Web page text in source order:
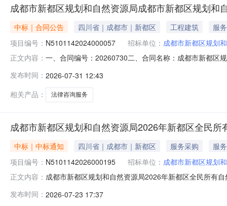
成都市新都区规划和自然资源局成都市新都区规划
中标｜合同公告 四川省｜成都市｜新都区 工程建筑
服务
项目编号： N5101142024000057 招标单位： 成都市新都区规划
正文内容： 一、合同编号：20260730二、合同名称：成都市新都区
方)：国浩律师（成都）事务所,北京大成（成都）律师事
发布时间： 2026-07-31 12:43
相关产品：
法律咨询服务
成都市新都区规划和自然资源局2026年新都区全民
中标｜中标通知 四川省｜成都市｜新都区 服务采购
服务
项目编号： N5101142026000195 招标单位： 成都市新都区规划
正文内容： 成都市新都区规划和自然资源局2026年新都区全民所有
道中段88号1栋8楼2号495,900.00元99.20四、主要标的
发布时间： 2026-07-23 17:37